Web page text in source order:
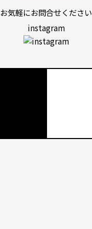
お気軽にお問合せください
instagram